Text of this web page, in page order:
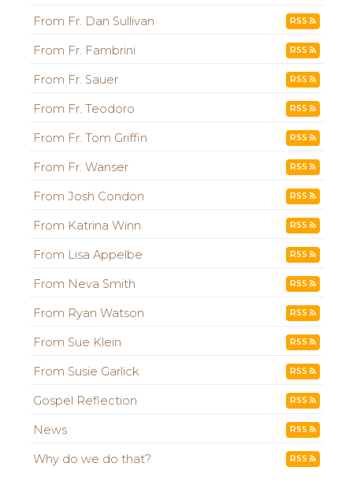
From Fr. Dan Sullivan RSS
From Fr. Fambrini RSS
From Fr. Sauer RSS
From Fr. Teodoro RSS
From Fr. Tom Griffin RSS
From Fr. Wanser RSS
From Josh Condon RSS
From Katrina Winn RSS
From Lisa Appelbe RSS
From Neva Smith RSS
From Ryan Watson RSS
From Sue Klein RSS
From Susie Garlick RSS
Gospel Reflection RSS
News RSS
Why do we do that? RSS